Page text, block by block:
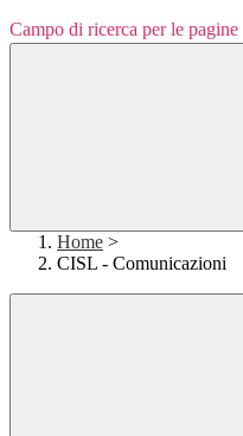
Campo di ricerca per le pagine
Home >
CISL - Comunicazioni